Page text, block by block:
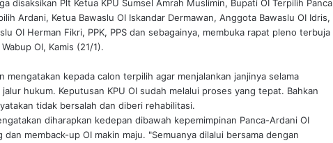
disaksikan Plt Ketua KPU Sumsel Amrah Muslimin, Bupati OI Terpilih Panca
Ardani, Ketua Bawaslu OI Iskandar Dermawan, Anggota Bawaslu OI Idris,
OI Herman Fikri, PPK, PPS dan sebagainya, membuka rapat pleno terbuja
OI, Kamis (21/1).
mengatakan kepada calon terpilih agar menjalankan janjinya selama
hukum. Keputusan KPU OI sudah melalui proses yang tepat. Bahkan
tidak bersalah dan diberi rehabilitasi.
diharapkan kedepan dibawah kepemimpinan Panca-Ardani OI
memback-up OI makin maju. "Semuanya dilalui bersama dengan